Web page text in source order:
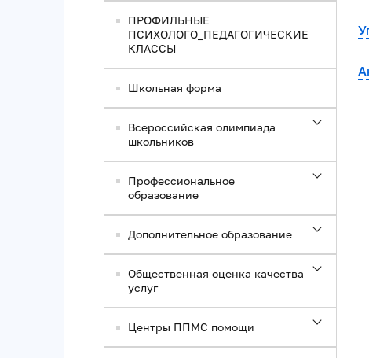
ПРОФИЛЬНЫЕ
ПСИХОЛОГО_ПЕДАГОГИЧЕСКИЕ
КЛАССЫ
Школьная форма
Всероссийская олимпиада
школьников
Профессиональное
образование
Дополнительное образование
Общественная оценка качества
услуг
Центры ППМС помощи